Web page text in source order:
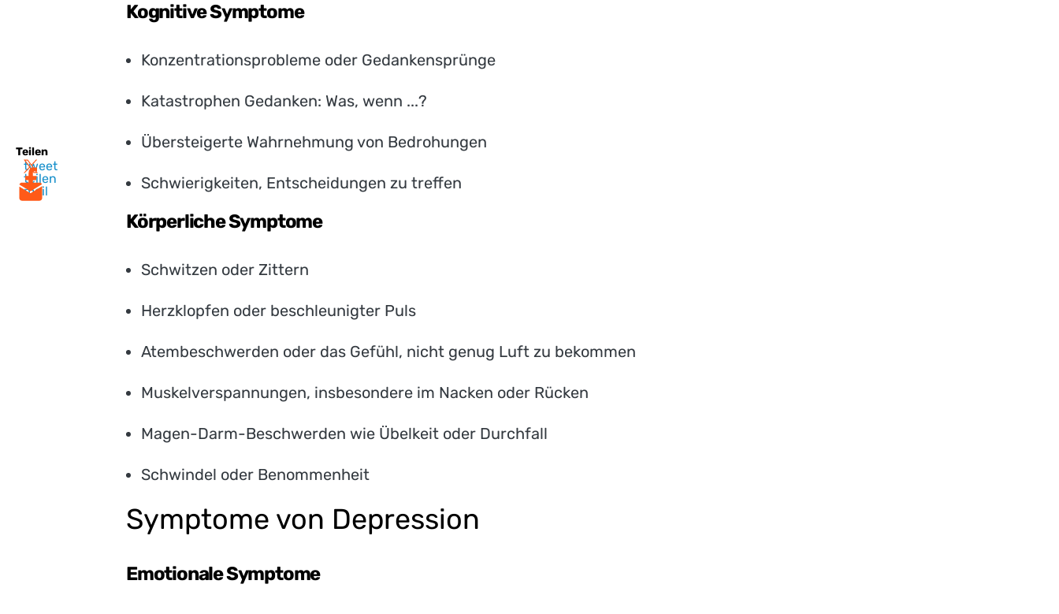
Teilen
tweet
teilen
mail
Kognitive Symptome
Konzentrationsprobleme oder Gedankensprünge
Katastrophen Gedanken: Was, wenn ...?
Übersteigerte Wahrnehmung von Bedrohungen
Schwierigkeiten, Entscheidungen zu treffen
Körperliche Symptome
Schwitzen oder Zittern
Herzklopfen oder beschleunigter Puls
Atembeschwerden oder das Gefühl, nicht genug Luft zu bekommen
Muskelverspannungen, insbesondere im Nacken oder Rücken
Magen-Darm-Beschwerden wie Übelkeit oder Durchfall
Schwindel oder Benommenheit
Symptome von Depression
Emotionale Symptome